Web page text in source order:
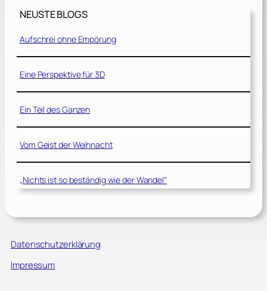
NEUSTE BLOGS
Aufschrei ohne Empörung
Eine Perspektive für 3D
Ein Teil des Ganzen
Vom Geist der Weihnacht
„Nichts ist so beständig wie der Wandel“
Datenschutzerklärung
Impressum